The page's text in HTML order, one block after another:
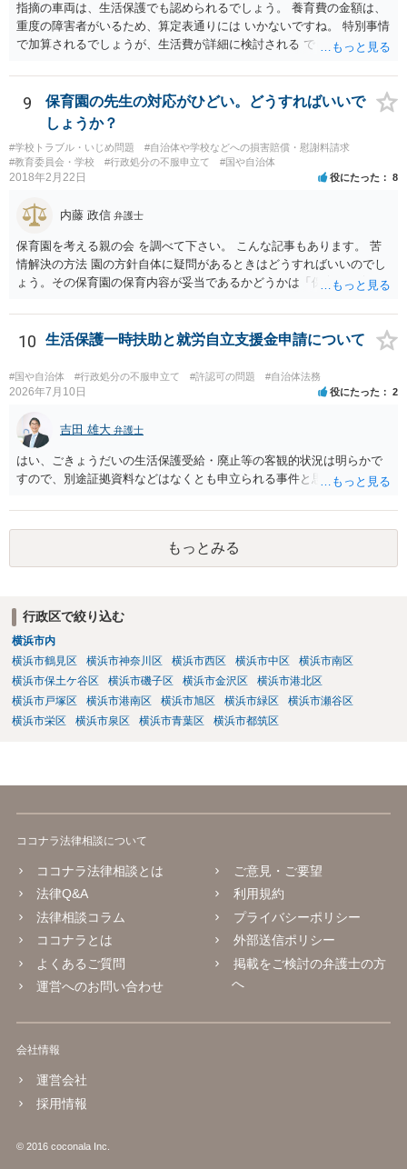
指摘の車両は、生活保護でも認められるでしょう。 養育費の金額は、
重度の障害者がいるため、算定表通りには いかないですね。 特別事情
で加算されるでしょうが、生活費が詳細に検討される でしょう。 退職
が分与額になるでしょう。 一度家裁に離婚調停の申立てをしないと、
いつまで立っても、 目処がつかないかもしれないですね。
9
保育園の先生の対応がひどい。どうすればいいで
しょうか？
#学校トラブル・いじめ問題
#自治体や学校などへの損害賠償・慰謝料請求
#教育委員会・学校
#行政処分の不服申立て #国や自治体
2018年2月22日 役にたった 8
内藤 政信 弁護士
保育園を考える親の会 を調べて下さい。 こんな記事もあります。 苦
情解決の方法 園の方針自体に疑問があるときはどうすればいいのでし
ょう。その保育園の保育内容が妥当であるかどうかは「保育所保育指
だけで問題が解決できずにこじれた時には、苦情を文書にして保育園
に提出しましょう。園は保護者の苦情に耳を傾けなくてはならないと
三）。さらに苦情解決のための第三者委員を施設ごとにおくことも指
導されています。 保育園との相談や交渉で解決できない時には、区市
「福祉サービス運営適正化委員会」が設置されています。 認可保育所
はもちろんのこと、認可外の保育施設でも補助金を受けている施設
は、市や区、都道府県などの責任の範囲内にありますから、役所も相
談に応じなくてはなりません。
10 生活保護一時扶助と就労自立支援金申請について
#国や自治体 #行政処分の不服申立て #許認可の問題 #自治体法務
2026年7月10日 役にたった 2
吉田 雄大 弁護士
はい、ごきょうだいの生活保護受給・廃止等の客観的状況は明らかで
すので、別途証拠資料などはなくとも申立られる事件と思います。
もっとみる
行政区で絞り込む
横浜市内
横浜市鶴見区
横浜市神奈川区 横浜市西区 横浜市中区
横浜市南区
横浜市保土ケ谷区
横浜市磯子区 横浜市金沢区
横浜市港北区
横浜市戸塚区
横浜市港南区 横浜市旭区 横浜市緑区
横浜市瀬谷区
横浜市栄区
横浜市泉区 横浜市青葉区 横浜市都筑区
ココナラ法律相談について
ココナラ法律相談とは
法律Q&A
法律相談コラム
ココナラとは
よくあるご質問
運営へのお問い合わせ
ご意見・ご要望
利用規約
プライバシーポリシー
外部送信ポリシー
掲載をご検討の弁護士の方
へ
会社情報
運営会社
採用情報
© 2016 coconala Inc.